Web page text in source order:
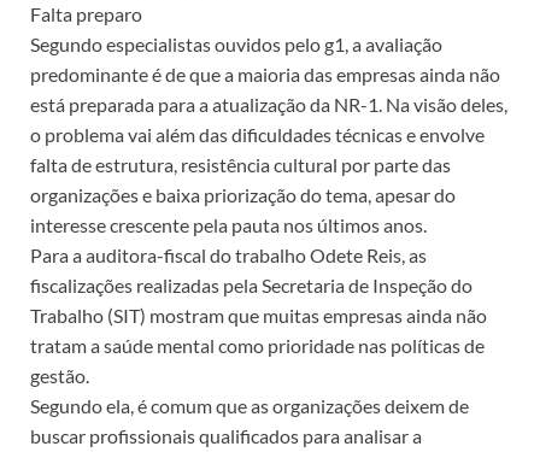
Falta preparo
Segundo especialistas ouvidos pelo g1, a avaliação
predominante é de que a maioria das empresas ainda não
está preparada para a atualização da NR-1. Na visão deles,
o problema vai além das dificuldades técnicas e envolve
falta de estrutura, resistência cultural por parte das
organizações e baixa priorização do tema, apesar do
interesse crescente pela pauta nos últimos anos.
Para a auditora-fiscal do trabalho Odete Reis, as
fiscalizações realizadas pela Secretaria de Inspeção do
Trabalho (SIT) mostram que muitas empresas ainda não
tratam a saúde mental como prioridade nas políticas de
gestão.
Segundo ela, é comum que as organizações deixem de
buscar profissionais qualificados para analisar a